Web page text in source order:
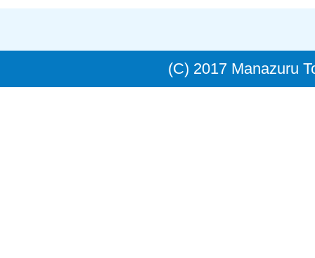
(C) 2017 Manazuru